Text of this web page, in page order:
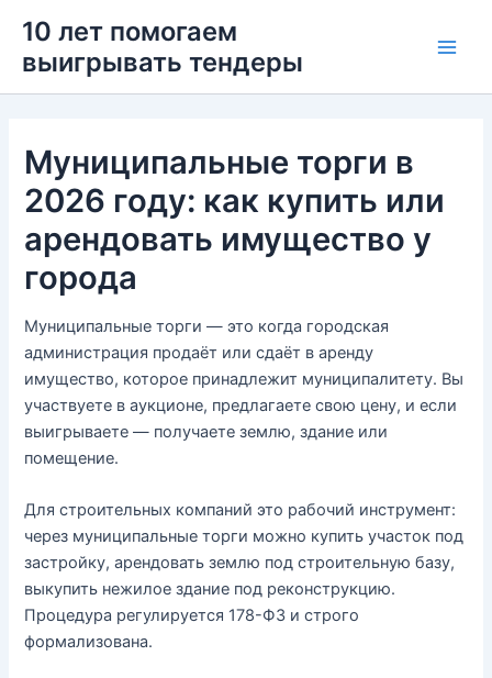
содержимому
10 лет помогаем
выигрывать тендеры
Муниципальные торги в
2026 году: как купить или
арендовать имущество у
города
Муниципальные торги — это когда городская
администрация продаёт или сдаёт в аренду
имущество, которое принадлежит муниципалитету. Вы
участвуете в аукционе, предлагаете свою цену, и если
выигрываете — получаете землю, здание или
помещение.
Для строительных компаний это рабочий инструмент:
через муниципальные торги можно купить участок под
застройку, арендовать землю под строительную базу,
выкупить нежилое здание под реконструкцию.
Процедура регулируется 178-ФЗ и строго
формализована.